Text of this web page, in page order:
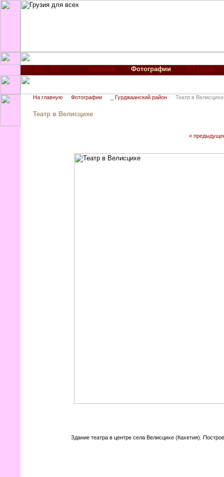
Новости Фотографии О Грузии
На главную Фотографии _ Гурджаанский район Театр в Велисцихе
Театр в Велисцихе
«
Здание театра в центре села Велисцихе (Кахетия).